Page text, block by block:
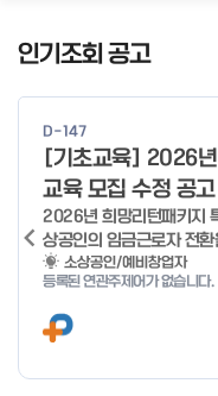
인기조회 공고
D-147
[기초교육] 2026년
교육 모집 수정 공고
2026년 희망리턴패키지
상공인의 임금근로자 전
지 특화취업지원」 사업
익일인 6.3(수) 선거로 인
모집을 진행하지 않음
희망리턴패키지 특화취
경우 매주 일, 월, 화, 수,
소상공인/예비창업자
등록된 연관주제어가 없습니다.